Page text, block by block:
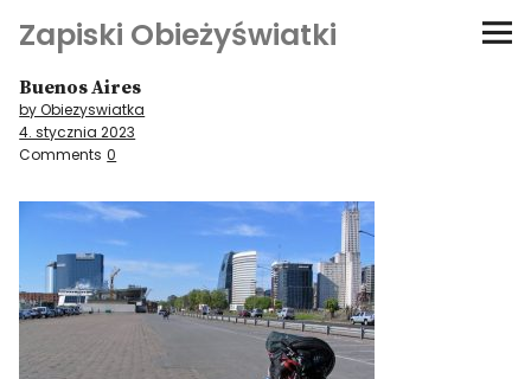
Zapiski Obieżyświatki
Podróże
Kultura i sztuka
Kątem oka
O-fiszki
Niezwyczajne ściany
Buenos Aires
by Obiezyswiatka
4. stycznia 2023
Comments 0